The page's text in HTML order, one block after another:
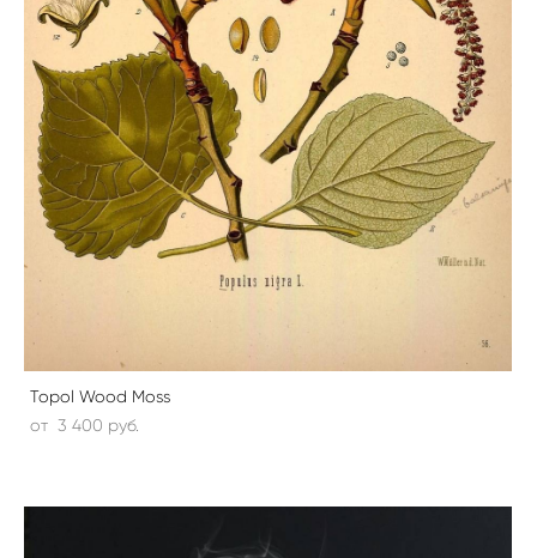
Topol Wood Moss
от 3 400 pуб.